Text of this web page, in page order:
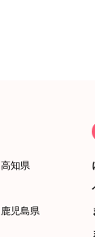
高知県
鹿児島県